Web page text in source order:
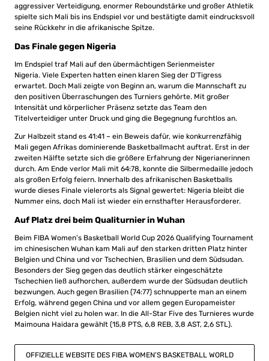
aggressiver Verteidigung, enormer Reboundstärke und großer Athletik
spielte sich Mali bis ins Endspiel vor und bestätigte damit eindrucksvoll
seine Rückkehr in die afrikanische Spitze.
Das Finale gegen Nigeria
Im Endspiel traf Mali auf den übermächtigen Serienmeister
Nigeria. Viele Experten hatten einen klaren Sieg der D’Tigress
erwartet. Doch Mali zeigte von Beginn an, warum die Mannschaft zu
den positiven Überraschungen des Turniers gehörte. Mit großer
Intensität und körperlicher Präsenz setzte das Team den
Titelverteidiger unter Druck und ging die Begegnung furchtlos an.
Zur Halbzeit stand es 41:41 – ein Beweis dafür, wie konkurrenzfähig
Mali gegen Afrikas dominierende Basketballmacht auftrat. Erst in der
zweiten Hälfte setzte sich die größere Erfahrung der Nigerianerinnen
durch. Am Ende verlor Mali mit 64:78, konnte die Silbermedaille jedoch
als großen Erfolg feiern. Innerhalb des afrikanischen Basketballs
wurde dieses Finale vielerorts als Signal gewertet: Nigeria bleibt die
Nummer eins, doch Mali ist wieder ein ernsthafter Herausforderer.
Auf Platz drei beim Qualiturnier in Wuhan
Beim FIBA Women’s Basketball World Cup 2026 Qualifying Tournament
im chinesischen Wuhan kam Mali auf den starken dritten Platz hinter
Belgien und China und vor Tschechien, Brasilien und dem Südsudan.
Besonders der Sieg gegen das deutlich stärker eingeschätzte
Tschechien ließ aufhorchen, außerdem wurde der Südsudan deutlich
bezwungen. Auch gegen Brasilien (74:77) schnupperte man an einem
Erfolg, während gegen China und vor allem gegen Europameister
Belgien nicht viel zu holen war. In die All-Star Five des Turnieres wurde
Maimouna Haidara gewählt (15,8 PTS, 6,8 REB, 3,8 AST, 2,6 STL).
OFFIZIELLE WEBSITE DES FIBA WOMEN’S BASKETBALL WORLD